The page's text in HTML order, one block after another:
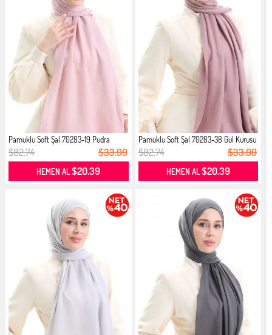
Pamuklu Soft Şal 70283-19 Pudra
$82.74 $33.99
HEMEN AL$20.39
Pamuklu Soft Şal 70283-38 Gül Kurusu
$82.74 $33.99
HEMEN AL$20.39